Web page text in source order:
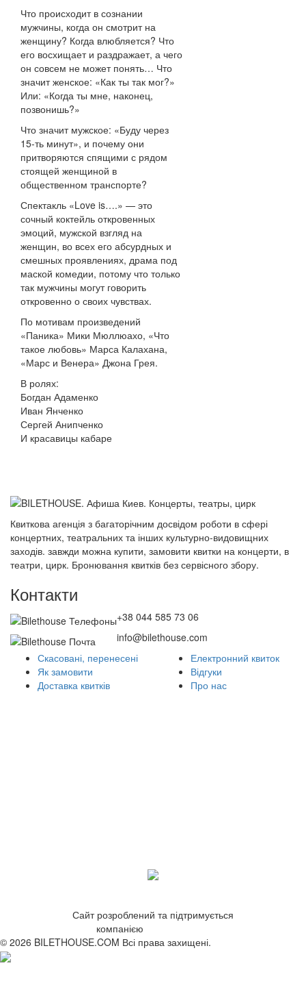
Что происходит в сознании
мужчины, когда он смотрит на
женщину? Когда влюбляется? Что
его восхищает и раздражает, а чего
он совсем не может понять… Что
значит женское: «Как ты так мог?»
Или: «Когда ты мне, наконец,
позвонишь?»
Что значит мужское: «Буду через
15-ть минут», и почему они
притворяются спящими с рядом
стоящей женщиной в
общественном транспорте?
Спектакль «Love is….» — это
сочный коктейль откровенных
эмоций, мужской взгляд на
женщин, во всех его абсурдных и
смешных проявлениях, драма под
маской комедии, потому что только
так мужчины могут говорить
откровенно о своих чувствах.
По мотивам произведений
«Паника» Мики Мюллюахо, «Что
такое любовь» Марса Калахана,
«Марс и Венера» Джона Грея.
В ролях:
Богдан Адаменко
Иван Янченко
Сергей Анипченко
И красавицы кабаре
Квиткова агенція з багаторічним досвідом роботи в сфері
концертних, театральних та інших культурно-видовищних
заходів. завжди можна купити, замовити квитки на концерти, в
театри, цирк. Бронювання квитків без сервісного збору.
Контакти
+38 044 585 73 06
info@bilethouse.com
Скасовані, перенесені
Як замовити
Доставка квитків
Електронний квиток
Відгуки
Про нас
Сайт розроблений та підтримується
компанією
© 2026 BILETHOUSE.COM Всі права захищені.